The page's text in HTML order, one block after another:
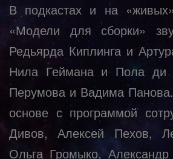
В подкастах и на
«Модели для сборки»
Редьярда Киплинга и
Нила Геймана и Пола ди
Перумова и Вадима
основе с программой
Дивов, Алексей Пехов,
Ольга Громыко,